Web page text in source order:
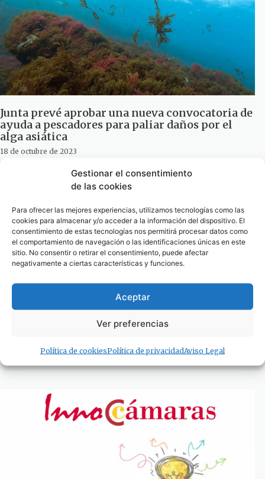
Gestionar el consentimiento
de las cookies
Para ofrecer las mejores experiencias, utilizamos tecnologías como las
cookies para almacenar y/o acceder a la información del dispositivo. El
consentimiento de estas tecnologías nos permitirá procesar datos como
el comportamiento de navegación o las identificaciones únicas en este
sitio. No consentir o retirar el consentimiento, puede afectar
negativamente a ciertas características y funciones.
Aceptar
Ver preferencias
Política de cookiesPolítica de privacidadAviso Legal
Junta prevé aprobar una nueva convocatoria de
ayuda a pescadores para paliar daños por el
alga asiática
18 de octubre de 2023
Se abre la convocatoria para de la 20ª edición
26 de noviembre de 2022